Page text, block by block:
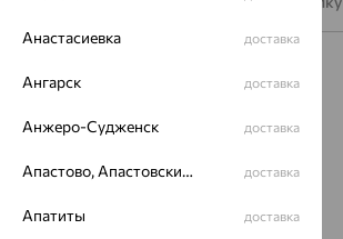
Каталог
Акции
Магазины
Анастасиевка доставка
Ангарск доставка
Анжеро-Судженск доставка
Апастово, Апастовский район доставка
Апатиты доставка